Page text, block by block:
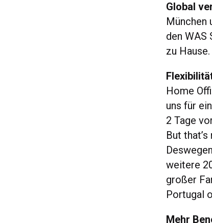
Global
München
den WAS
zu Hause.
Home
uns für
2 Tage
But
weitere
großer
Portugal
Mehr